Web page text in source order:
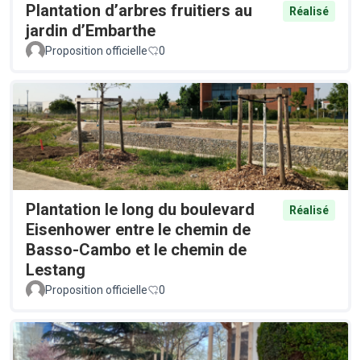
Plantation d’arbres fruitiers au
jardin d’Embarthe
Réalisé
Proposition officielle 0
Plantation le long du boulevard
Eisenhower entre le chemin de
Basso-Cambo et le chemin de
Lestang
Réalisé
Proposition officielle 0